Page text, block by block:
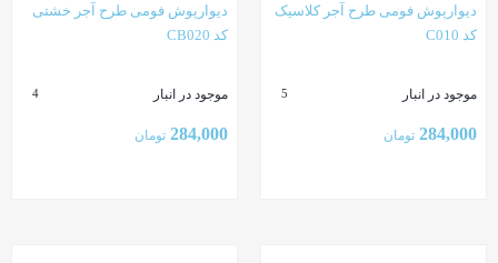
دیوارپوش فومی طرح آجر کلاسیک
کد C010
موجود در انبار 5
284,000 تومان
دیوارپوش فومی طرح آجر خشتی
کد CB020
موجود در انبار 4
284,000 تومان